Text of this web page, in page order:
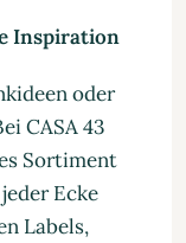
Inspiration
oder
CASA 43
Sortiment
Ecke
Labels,